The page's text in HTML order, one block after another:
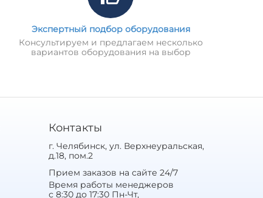
Экспертный подбор оборудования
Консультируем и предлагаем несколько
вариантов оборудования на выбор
Контакты
г. Челябинск, ул. Верхнеуральская,
д.18, пом.2
Прием заказов на сайте 24/7
Время работы менеджеров
с 8:30 до 17:30 Пн-Чт,